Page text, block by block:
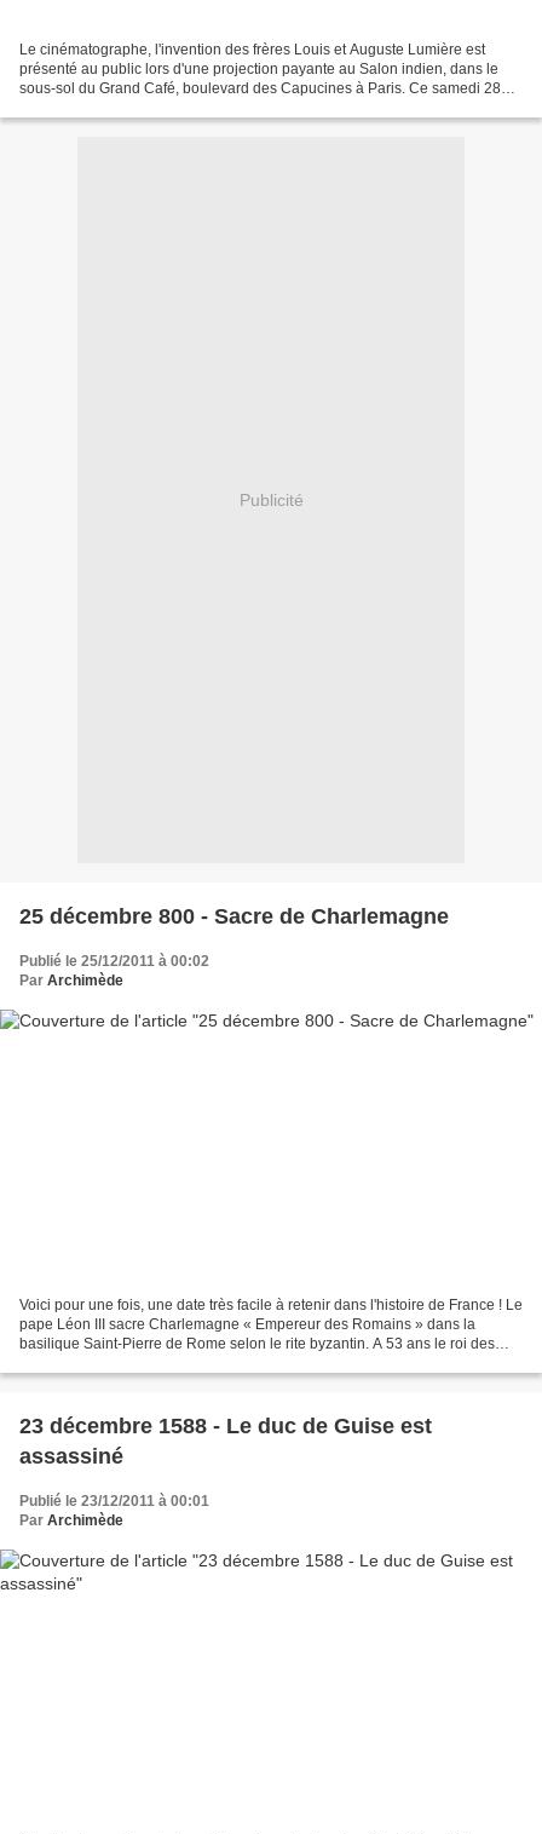
Le cinématographe, l'invention des frères Louis et Auguste Lumière est
présenté au public lors d'une projection payante au Salon indien, dans le
sous-sol du Grand Café, boulevard des Capucines à Paris. Ce samedi 28
Publicité
25 décembre 800 - Sacre de Charlemagne
Publié le 25/12/2011 à 00:02
Par Archimède
Voici pour une fois, une date très facile à retenir dans l'histoire de France ! Le
pape Léon III sacre Charlemagne « Empereur des Romains » dans la
basilique Saint-Pierre de Rome selon le rite byzantin. A 53 ans le roi des
23 décembre 1588 - Le duc de Guise est
assassiné
Publié le 23/12/2011 à 00:01
Par Archimède